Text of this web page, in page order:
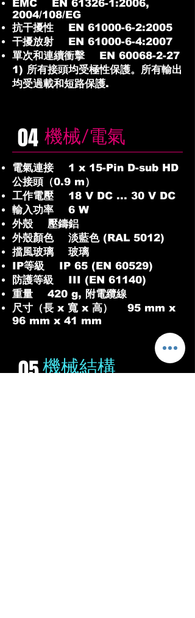
EMC EN 61326-1:2006,
2004/108/EG
抗干擾性 EN 61000-6-2:2005
干擾放射 EN 61000-6-4:2007
單次和連續衝擊 EN 60068-2-27
1) 所有接頭均受極性保護。所有輸出
均受過載和短路保護.
04 機械/電氣
電氣連接 1 x 15-Pin D-sub HD
公接頭（0.9 m）
工作電壓 18 V DC ... 30 V DC
輸入功率 6 W
外殼 壓鑄鋁
外殼顏色 淡藍色 (RAL 5012)
擋風玻璃 玻璃
IP等級 IP 65 (EN 60529)
防護等級 III (EN 61140)
重量 420 g, 附電纜線
尺寸（長 x 寬 x 高） 95 mm x
96 mm x 41 mm
05機械結構